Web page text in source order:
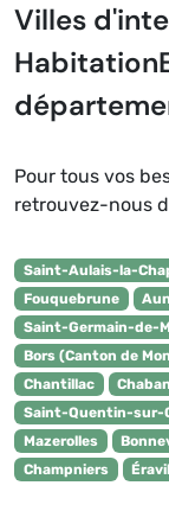
Villes
Pour tous vos
retrouvez-nous
Saint-Aulais-la-
Fouquebrune
Saint-Germain-de-
Bors (Canton de
Chantillac
Saint-Quentin-sur-
Mazerolles
Champniers